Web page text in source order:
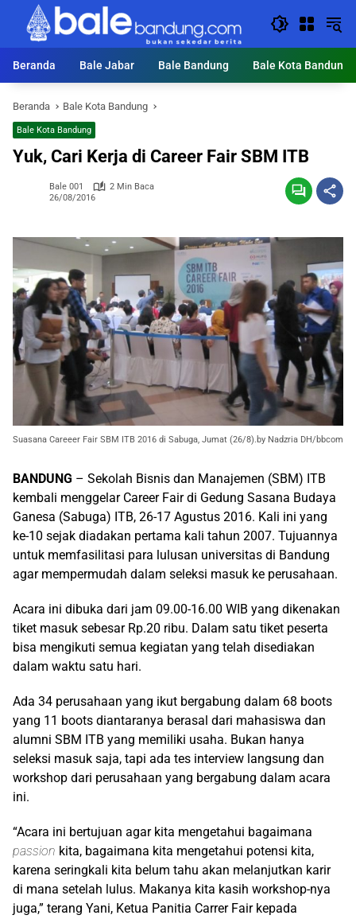
Langsung
konten
Beranda
Bale Jabar Bale Bandung Bale Kota Bandung
Beranda Bale Kota Bandung
Bale Kota Bandung
Yuk, Cari Kerja di Career Fair SBM ITB
Bale 001
2 Min Baca
26/08/2016
Suasana Careeer Fair SBM ITB 2016 di Sabuga, Jumat (26/8).by Nadzria DH/bbcom
BANDUNG – Sekolah Bisnis dan Manajemen (SBM) ITB
kembali menggelar Career Fair di Gedung Sasana Budaya
Ganesa (Sabuga) ITB, 26-17 Agustus 2016. Kali ini yang
ke-10 sejak diadakan pertama kali tahun 2007. Tujuannya
untuk memfasilitasi para lulusan universitas di Bandung
agar mempermudah dalam seleksi masuk ke perusahaan.
Acara ini dibuka dari jam 09.00-16.00 WIB yang dikenakan
tiket masuk sebesar Rp.20 ribu. Dalam satu tiket peserta
bisa mengikuti semua kegiatan yang telah disediakan
dalam waktu satu hari.
Ada 34 perusahaan yang ikut bergabung dalam 68 boots
yang 11 boots diantaranya berasal dari mahasiswa dan
alumni SBM ITB yang memiliki usaha. Bukan hanya
seleksi masuk saja, tapi ada tes interview langsung dan
workshop dari perusahaan yang bergabung dalam acara
ini.
“Acara ini bertujuan agar kita mengetahui bagaimana
passion kita, bagaimana kita mengetahui potensi kita,
karena seringkali kita belum tahu akan melanjutkan karir
di mana setelah lulus. Makanya kita kasih workshop-nya
juga,” terang Yani, Ketua Panitia Carrer Fair kepada